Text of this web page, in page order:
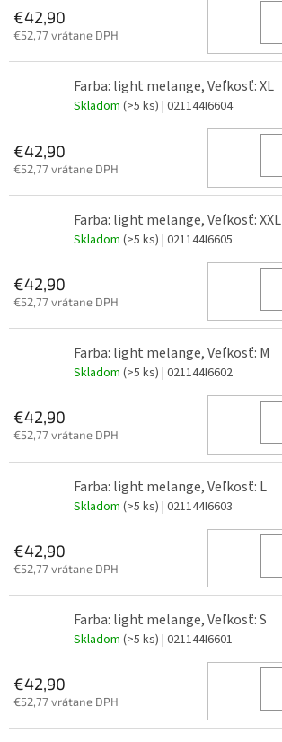
€42,90
€52,77 vrátane DPH
Farba: light melange, Veľkosť: XL
Skladom (>5 ks) | 021144I6604
€42,90
€52,77 vrátane DPH
Farba: light melange, Veľkosť: XXL
Skladom (>5 ks) | 021144I6605
€42,90
€52,77 vrátane DPH
Farba: light melange, Veľkosť: M
Skladom (>5 ks) | 021144I6602
€42,90
€52,77 vrátane DPH
Farba: light melange, Veľkosť: L
Skladom (>5 ks) | 021144I6603
€42,90
€52,77 vrátane DPH
Farba: light melange, Veľkosť: S
Skladom (>5 ks) | 021144I6601
€42,90
€52,77 vrátane DPH